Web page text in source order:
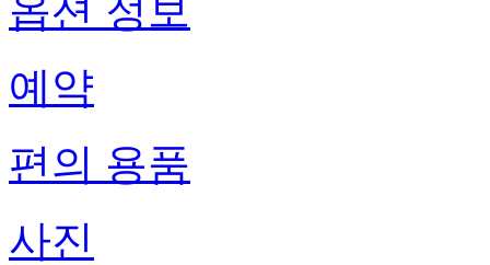
옵션 정보
예약
편의 용품
사진